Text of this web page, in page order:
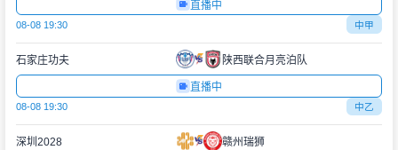
直播中
08-08 19:30 中甲
石家庄功夫 陕西联合月亮泊队
直播中
08-08 19:30 中乙
深圳2028 赣州瑞狮